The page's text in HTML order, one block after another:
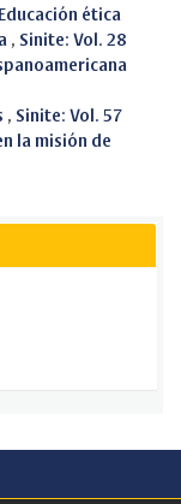
ética
, Sinite: Vol. 28
, Sinite: Vol. 57
la misión de